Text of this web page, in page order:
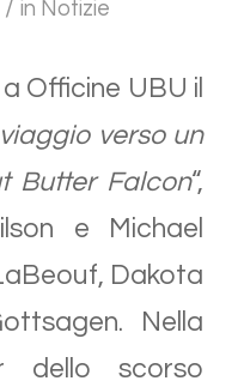
/ in Notizie
Officine UBU il
verso un
Butter Falcon“,
e Michael
Dakota
Nella
dello scorso